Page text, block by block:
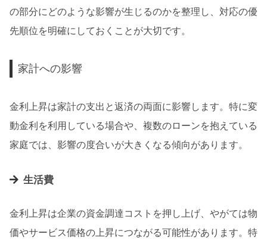
の部分にどのような影響が生じるのかを整理し、対応の優
先順位を明確にしておくことが大切です。
家計への影響
金利上昇は家計の支出と返済の両面に影響します。特に変
動金利を利用している場合や、複数のローンを抱えている
家庭では、影響の度合いが大きくなる傾向があります。
生活費
金利上昇は企業の資金調達コストを押し上げ、やがては物
価やサービス価格の上昇につながる可能性があります。特